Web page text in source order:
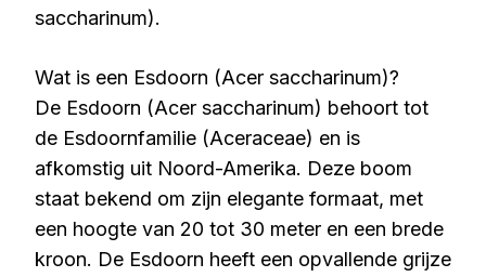
saccharinum).
Wat is een Esdoorn (Acer saccharinum)?
De Esdoorn (Acer saccharinum) behoort tot
de Esdoornfamilie (Aceraceae) en is
afkomstig uit Noord-Amerika. Deze boom
staat bekend om zijn elegante formaat, met
een hoogte van 20 tot 30 meter en een brede
kroon. De Esdoorn heeft een opvallende grijze